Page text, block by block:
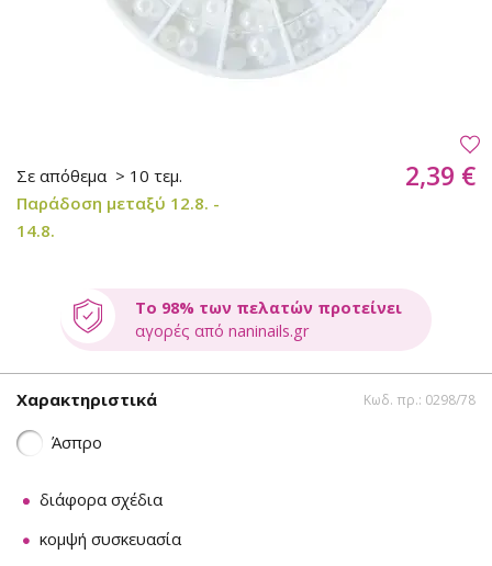
Σε απόθεμα > 10 τεμ.
Παράδοση μεταξύ 12.8. -
14.8.
2,39 €
Το 98% των πελατών προτείνει
αγορές από naninails.gr
Χαρακτηριστικά Κωδ. πρ.: 0298/78
Άσπρο
διάφορα σχέδια
κομψή συσκευασία